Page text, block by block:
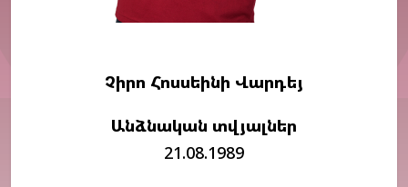
Չիրո Հոսսեինի Վարդեյ
Անձնական տվյալներ
21.08.1989